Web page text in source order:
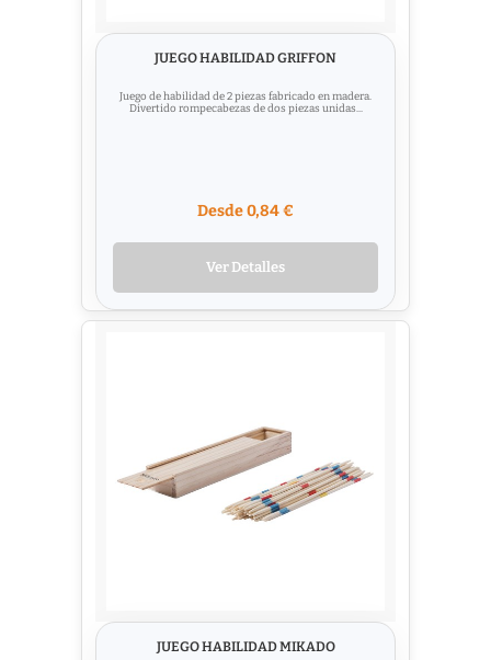
JUEGO HABILIDAD GRIFFON
Juego de habilidad de 2 piezas fabricado en madera.
Divertido rompecabezas de dos piezas unidas...
Desde 0,84 €
Ver Detalles
JUEGO HABILIDAD MIKADO